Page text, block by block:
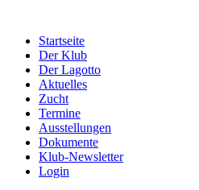
Startseite
Der Klub
Der Lagotto
Aktuelles
Zucht
Termine
Ausstellungen
Dokumente
Klub-Newsletter
Login